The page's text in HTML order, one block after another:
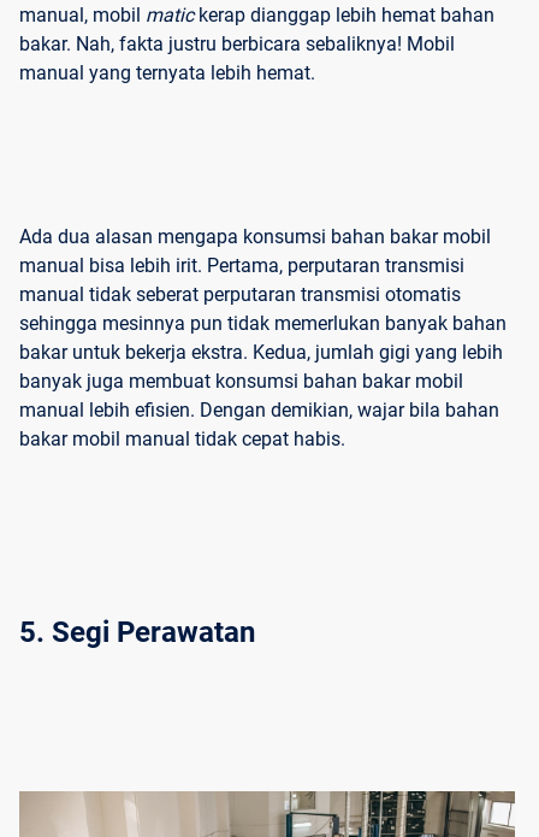
manual, mobil matic kerap dianggap lebih hemat bahan
bakar. Nah, fakta justru berbicara sebaliknya! Mobil
manual yang ternyata lebih hemat.
Ada dua alasan mengapa konsumsi bahan bakar mobil
manual bisa lebih irit. Pertama, perputaran transmisi
manual tidak seberat perputaran transmisi otomatis
sehingga mesinnya pun tidak memerlukan banyak bahan
bakar untuk bekerja ekstra. Kedua, jumlah gigi yang lebih
banyak juga membuat konsumsi bahan bakar mobil
manual lebih efisien. Dengan demikian, wajar bila bahan
bakar mobil manual tidak cepat habis.
5. Segi Perawatan